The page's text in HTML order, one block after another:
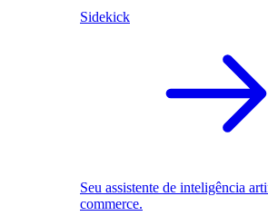
Sidekick
Seu assistente de inteligência
commerce.